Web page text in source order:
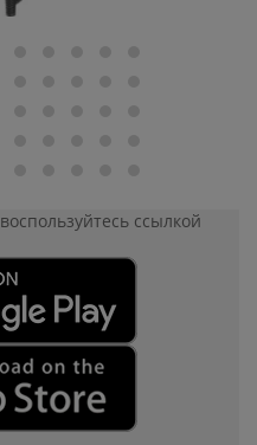
воспользуйтесь ссылкой